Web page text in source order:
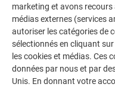
marketing et avons recours
médias externes (services
autoriser les catégories de
sélectionnés en cliquant
les cookies et médias. Ces
données par nous et par
Unis. En donnant votre